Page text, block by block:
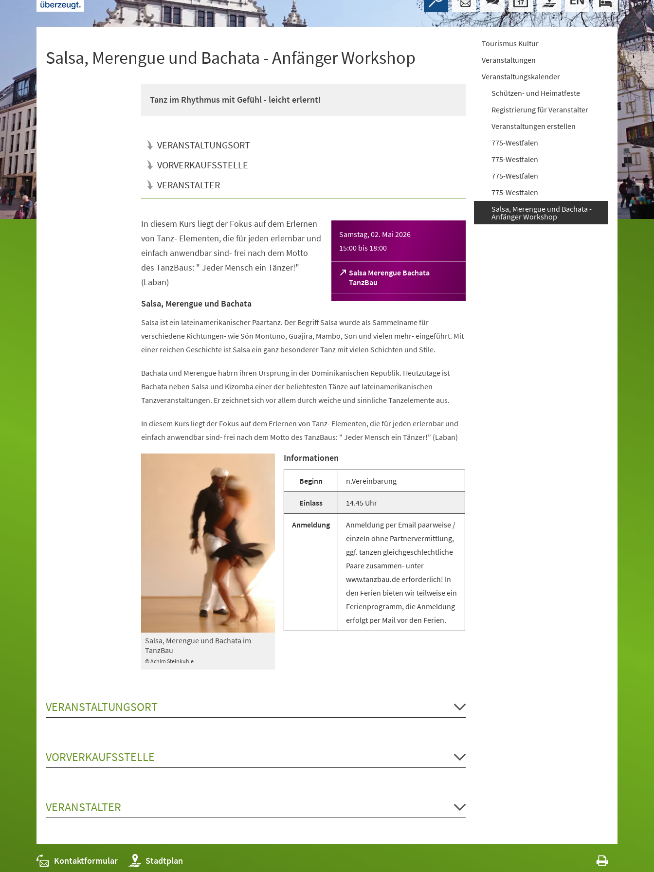
Salsa, Merengue und Bachata - Anfänger Workshop
Tanz im Rhythmus mit Gefühl - leicht erlernt!
VERANSTALTUNGSORT
VORVERKAUFSSTELLE
VERANSTALTER
Samstag, 02. Mai 2026
15:00 bis 18:00
Salsa Merengue Bachata
TanzBau
(Öffnet
in
einem
Tab)
In diesem Kurs liegt der Fokus auf dem Erlernen
von Tanz- Elementen, die für jeden erlernbar und
einfach anwendbar sind- frei nach dem Motto
des TanzBaus: " Jeder Mensch ein Tänzer!"
(Laban)
Salsa, Merengue und Bachata
Salsa ist ein lateinamerikanischer Paartanz. Der Begriff Salsa wurde als Sammelname für
verschiedene Richtungen- wie Són Montuno, Guajira, Mambo, Son und vielen mehr- eingeführt. Mit
einer reichen Geschichte ist Salsa ein ganz besonderer Tanz mit vielen Schichten und Stile.
Bachata und Merengue habrn ihren Ursprung in der Dominikanischen Republik. Heutzutage ist
Bachata neben Salsa und Kizomba einer der beliebtesten Tänze auf lateinamerikanischen
Tanzveranstaltungen. Er zeichnet sich vor allem durch weiche und sinnliche Tanzelemente aus.
In diesem Kurs liegt der Fokus auf dem Erlernen von Tanz- Elementen, die für jeden erlernbar und
einfach anwendbar sind- frei nach dem Motto des TanzBaus: " Jeder Mensch ein Tänzer!" (Laban)
© Achim Steinkuhle
Salsa, Merengue und Bachata im
TanzBau
Informationen
Beginn n.Vereinbarung
Einlass 14.45 Uhr
Anmeldung
Anmeldung per Email paarweise /
einzeln ohne Partnervermittlung,
ggf. tanzen gleichgeschlechtliche
Paare zusammen- unter
www.tanzbau.de erforderlich! In
den Ferien bieten wir teilweise ein
Ferienprogramm, die Anmeldung
erfolgt per Mail vor den Ferien.
VERANSTALTUNGSORT
VORVERKAUFSSTELLE
VERANSTALTER
Tourismus Kultur
Veranstaltungen
Veranstaltungskalender
Schützen- und Heimatfeste
Registrierung für Veranstalter
Veranstaltungen erstellen
775-Westfalen
775-Westfalen
775-Westfalen
775-Westfalen
Salsa, Merengue und Bachata -
Anfänger Workshop
Kontaktformular Stadtplan
(Öffnet
in